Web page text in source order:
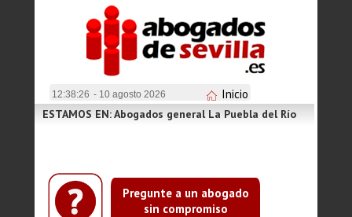
12:38:27 - 10 agosto 2026 Inicio
Pregunte a un abogado
sin compromiso
ESTAMOS EN: Abogados general La Puebla del Río